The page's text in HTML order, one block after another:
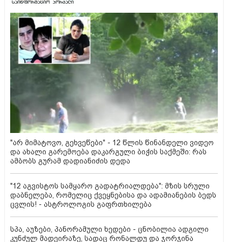
"არ მიმატოვო, გეხვეწები" - 12 წლის წინანდელი ვიდეო
და ახალი გარემოება დაკარგული ბიჭის საქმეში: რას
ამბობს გურამ დადიანიძის დედა
"12 აგვისტოს სამყარო გადატრიალდება": მზის სრული
დაბნელება, რომელიც ქვეყნებისა და ადამიანების ბედს
ცვლის! - ასტროლოგის გაფრთხილება
სპა, აუზები, პანორამული ხედები - ცნობილია ადგილი
კუნძულ მადეირაზე, სადაც რონალდუ და ჯორჯინა